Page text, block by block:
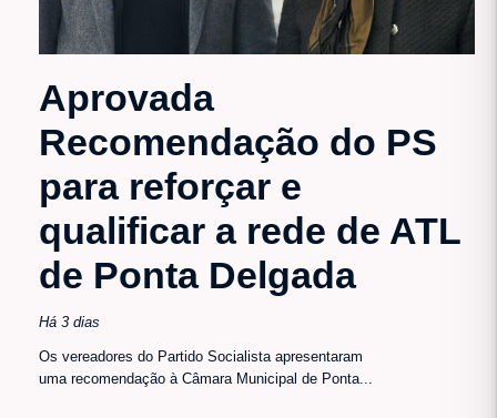
Aprovada
Recomendação do PS
para reforçar e
qualificar a rede de ATL
de Ponta Delgada
Há 3 dias
Os vereadores do Partido Socialista apresentaram
uma recomendação à Câmara Municipal de Ponta...